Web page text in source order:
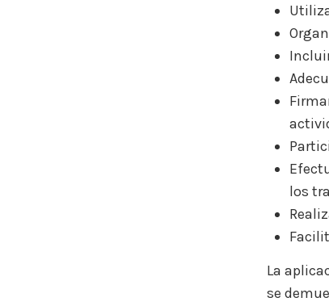
los
La
se